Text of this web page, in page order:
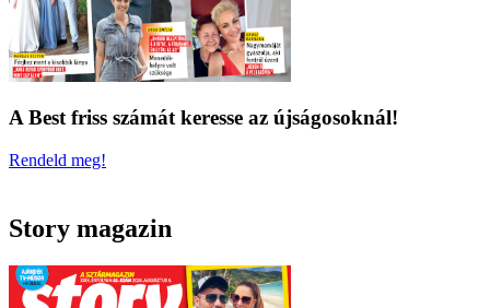
A Best friss számát keresse az újságosoknál!
Rendeld meg!
Story magazin